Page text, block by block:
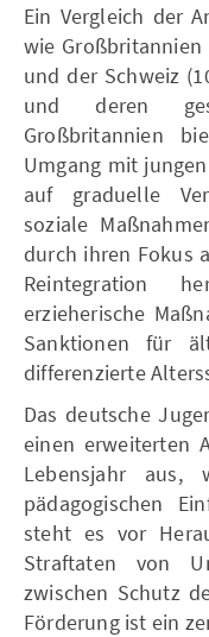
Ein Vergleich der
wie Großbritannien
und der Schweiz
und deren
Großbritannien
Umgang mit
auf graduelle
soziale
durch ihren Fokus
Reintegration
erzieherische
Sanktionen für
differenzierte
Das deutsche
einen erweiterten
Lebensjahr aus,
pädagogischen
steht es vor
Straftaten von
zwischen Schutz
Förderung ist ein